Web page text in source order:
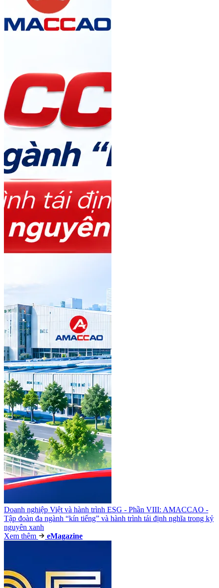
Doanh nghiệp Việt và hành trình ESG - Phần VIII: AMACCAO -
Tập đoàn đa ngành “kín tiếng” và hành trình tái định nghĩa trong kỷ
nguyên xanh
Xem thêm
eMagazine